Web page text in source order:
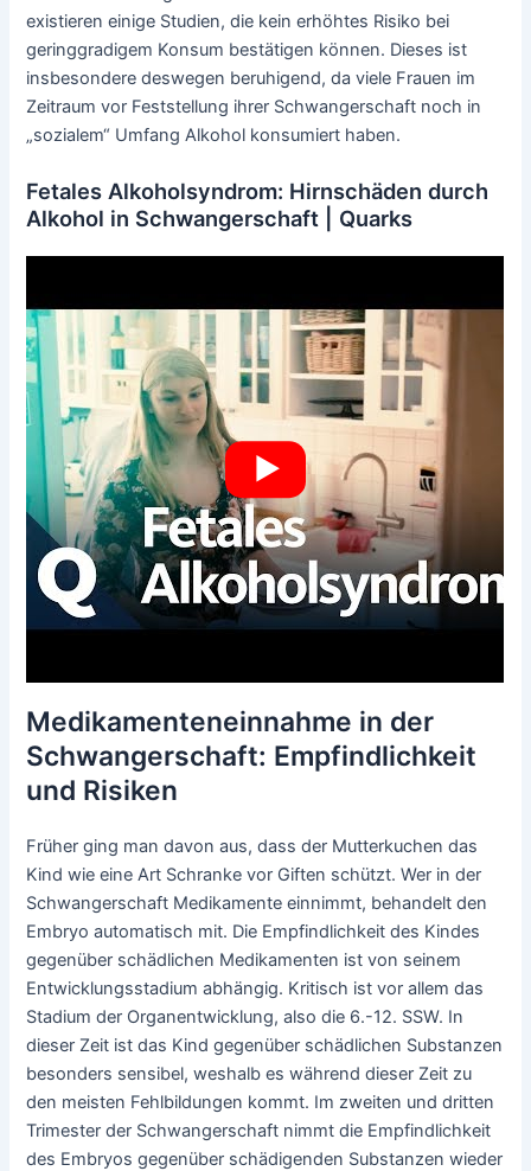
existieren einige Studien, die kein erhöhtes Risiko bei
geringgradigem Konsum bestätigen können. Dieses ist
insbesondere deswegen beruhigend, da viele Frauen im
Zeitraum vor Feststellung ihrer Schwangerschaft noch in
„sozialem“ Umfang Alkohol konsumiert haben.
Fetales Alkoholsyndrom: Hirnschäden durch
Alkohol in Schwangerschaft | Quarks
Medikamenteneinnahme in der
Schwangerschaft: Empfindlichkeit
und Risiken
Früher ging man davon aus, dass der Mutterkuchen das
Kind wie eine Art Schranke vor Giften schützt. Wer in der
Schwangerschaft Medikamente einnimmt, behandelt den
Embryo automatisch mit. Die Empfindlichkeit des Kindes
gegenüber schädlichen Medikamenten ist von seinem
Entwicklungsstadium abhängig. Kritisch ist vor allem das
Stadium der Organentwicklung, also die 6.-12. SSW. In
dieser Zeit ist das Kind gegenüber schädlichen Substanzen
besonders sensibel, weshalb es während dieser Zeit zu
den meisten Fehlbildungen kommt. Im zweiten und dritten
Trimester der Schwangerschaft nimmt die Empfindlichkeit
des Embryos gegenüber schädigenden Substanzen wieder